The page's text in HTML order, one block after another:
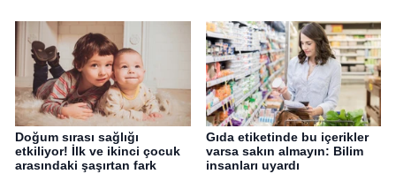
Doğum sırası sağlığı
etkiliyor! İlk ve ikinci çocuk
arasındaki şaşırtan fark
Gıda etiketinde bu içerikler
varsa sakın almayın: Bilim
insanları uyardı